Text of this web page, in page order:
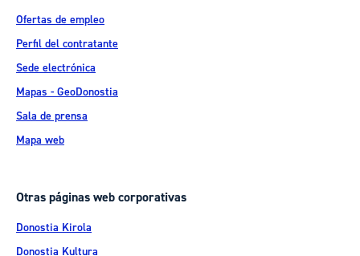
Ofertas de empleo
Perfil del contratante
Sede electrónica
Mapas - GeoDonostia
Sala de prensa
Mapa web
Otras páginas web corporativas
Donostia Kirola
Donostia Kultura